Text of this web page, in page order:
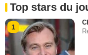
Top stars du
1